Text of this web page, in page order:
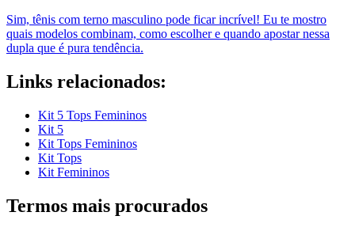
Sim, tênis com terno masculino pode ficar incrível! Eu te mostro
quais modelos combinam, como escolher e quando apostar nessa
dupla que é pura tendência.
Links relacionados:
Kit 5 Tops Femininos
Kit 5
Kit Tops Femininos
Kit Tops
Kit Femininos
Termos mais procurados